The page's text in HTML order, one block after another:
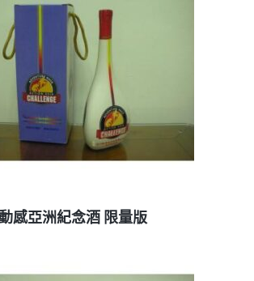
查看內容
感亞洲紀念酒 限量版